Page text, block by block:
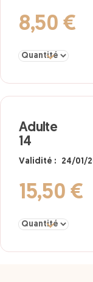
8,50 €
Sélectionner la
Adulte
14
Validité : 24/01/
15,50 €
Sélectionner la